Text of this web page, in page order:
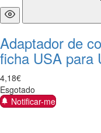
Adaptador de
ficha USA para
4,18€
Esgotado
Notificar-me